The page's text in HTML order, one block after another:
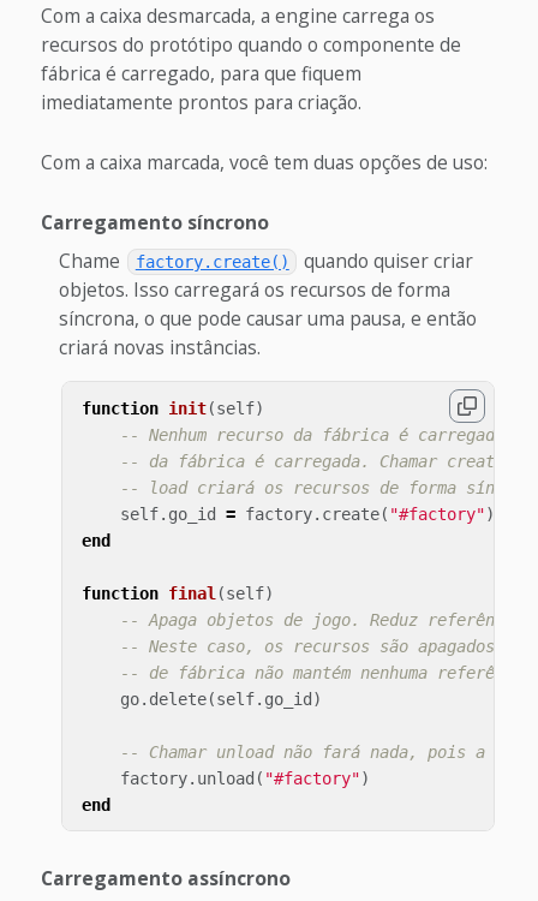
Com a caixa desmarcada, a engine carrega os
recursos do protótipo quando o componente de
fábrica é carregado, para que fiquem
imediatamente prontos para criação.
Com a caixa marcada, você tem duas opções de uso:
Carregamento síncrono
Chame
factory.create()
quando quiser criar
objetos. Isso carregará os recursos de forma
síncrona, o que pode causar uma pausa, e então
criará novas instâncias.
function init(self)
-- Nenhum recurso da fábrica é carregado
-- da fábrica é carregada. Chamar create
-- load criará os recursos de forma
self. go_id = factory. create( "#factory")
end
function final (self)
-- Apaga objetos de jogo. Reduz
-- Neste caso, os recursos são apagados
-- de fábrica não mantém nenhuma
go. delete(self. go_id )
-- Chamar unload não fará nada, pois a
factory. unload ( "#factory")
end
Carregamento assíncrono